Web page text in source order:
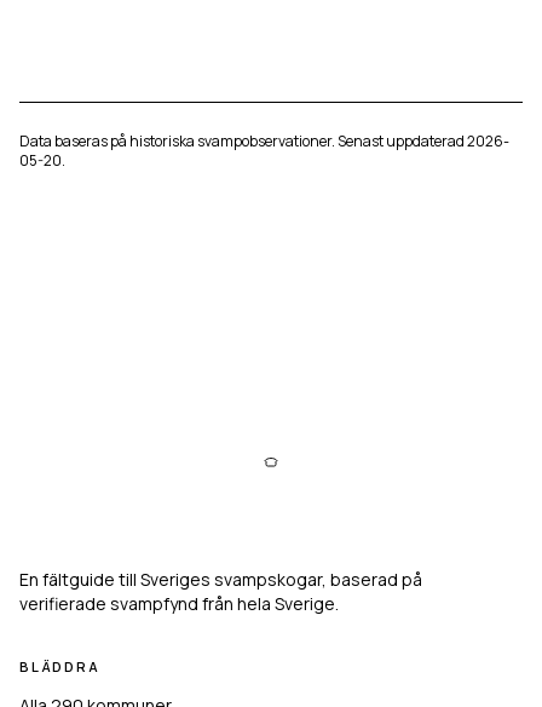
Data baseras på historiska svampobservationer. Senast uppdaterad2026-
05-20.
En fältguide till Sveriges svampskogar, baserad på
verifierade svampfynd från hela Sverige.
BLÄDDRA